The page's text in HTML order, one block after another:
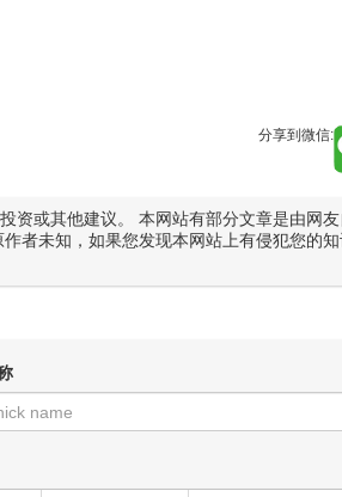
分享到微信:
资或其他建议。 本网站有部分文章是由网友
者未知，如果您发现本网站上有侵犯您的知